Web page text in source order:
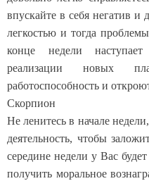
впускайте в себя негатив
легкостью и тогда
конце недели
реализации новых
работоспособность и
Скорпион
Не ленитесь в начале
деятельность, чтобы
середине недели у Вас
получить моральное